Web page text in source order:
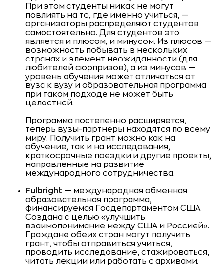
При этом студенты никак не могут
повлиять на то, где именно учиться, —
организаторы распределяют студентов
самостоятельно. Для студентов это
является и плюсом, и минусом. Из плюсов —
возможность побывать в нескольких
странах и элемент неожиданности (для
любителей сюрпризов), а из минусов —
уровень обучения может отличаться от
вуза к вузу и образовательная программа
при таком подходе не может быть
целостной.
Программа постепенно расширяется,
теперь вузы-партнеры находятся по всему
миру. Получить грант можно как на
обучение, так и на исследования,
краткосрочные поездки и другие проекты,
направленные на развитие
международного сотрудничества.
Fulbright — международная обменная
образовательная программа,
финансируемая Госдепартаментом США.
Создана с целью «улучшить
взаимопонимание между США и Россией».
Граждане обеих стран могут получить
грант, чтобы отправиться учиться,
проводить исследование, стажироваться,
читать лекции или работать с архивами.